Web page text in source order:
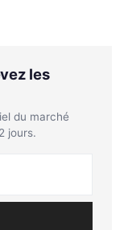
les
du marché
jours.